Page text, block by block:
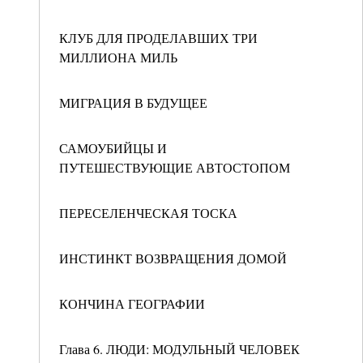
КЛУБ ДЛЯ ПРОДЕЛАВШИХ ТРИ
МИЛЛИОНА МИЛЬ
МИГРАЦИЯ В БУДУЩЕЕ
САМОУБИЙЦЫ И
ПУТЕШЕСТВУЮЩИЕ АВТОСТОПОМ
ПЕРЕСЕЛЕНЧЕСКАЯ ТОСКА
ИНСТИНКТ ВОЗВРАЩЕНИЯ ДОМОЙ
КОНЧИНА ГЕОГРАФИИ
Глава 6. ЛЮДИ: МОДУЛЬНЫЙ ЧЕЛОВЕК